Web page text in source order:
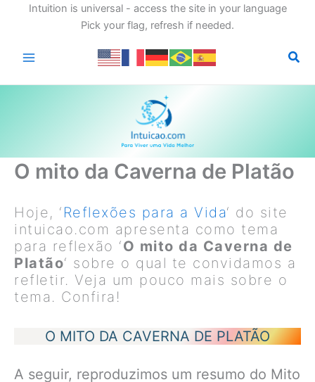
Intuition is universal - access the site in your language
Pick your flag, refresh if needed.
O mito da Caverna de Platão
Hoje, ‘ Reflexões para a Vida‘ do site
intuicao.com apresenta como tema
para reflexão ‘O mito da Caverna de
Platão‘ sobre o qual te convidamos a
refletir. Veja um pouco mais sobre o
tema. Confira!
O MITO DA CAVERNA DE PLATÃO
A seguir, reproduzimos um resumo do Mito